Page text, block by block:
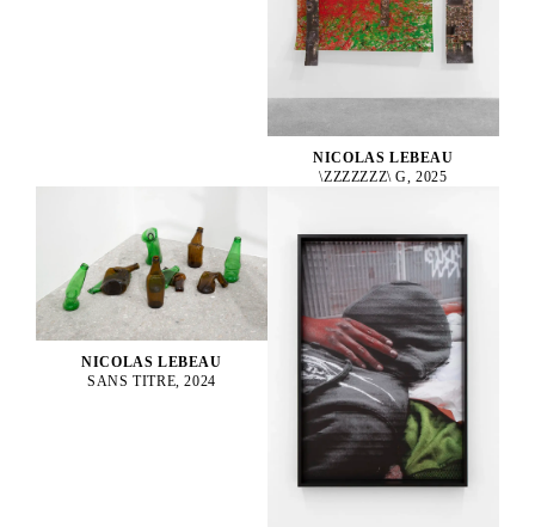
NICOLAS LEBEAU
\ZZZZZZZ\ G, 2025
NICOLAS LEBEAU
SANS TITRE, 2024